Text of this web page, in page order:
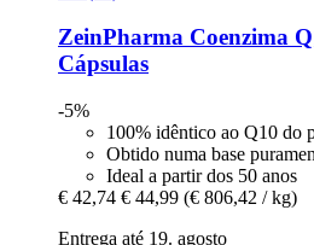
ZeinPharma Coenzima
Cápsulas
-5%
100% idêntico ao Q10 do
Obtido numa base
Ideal a partir dos 50 anos
€ 42,74 € 44,99 (€ 806,42 / kg)
Entrega até 19. agosto